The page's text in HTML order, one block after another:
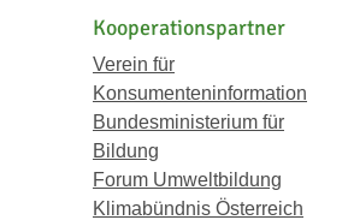
Kooperationspartner
Verein für
Konsumenteninformation
Bundesministerium für
Bildung
Forum Umweltbildung
Klimabündnis Österreich